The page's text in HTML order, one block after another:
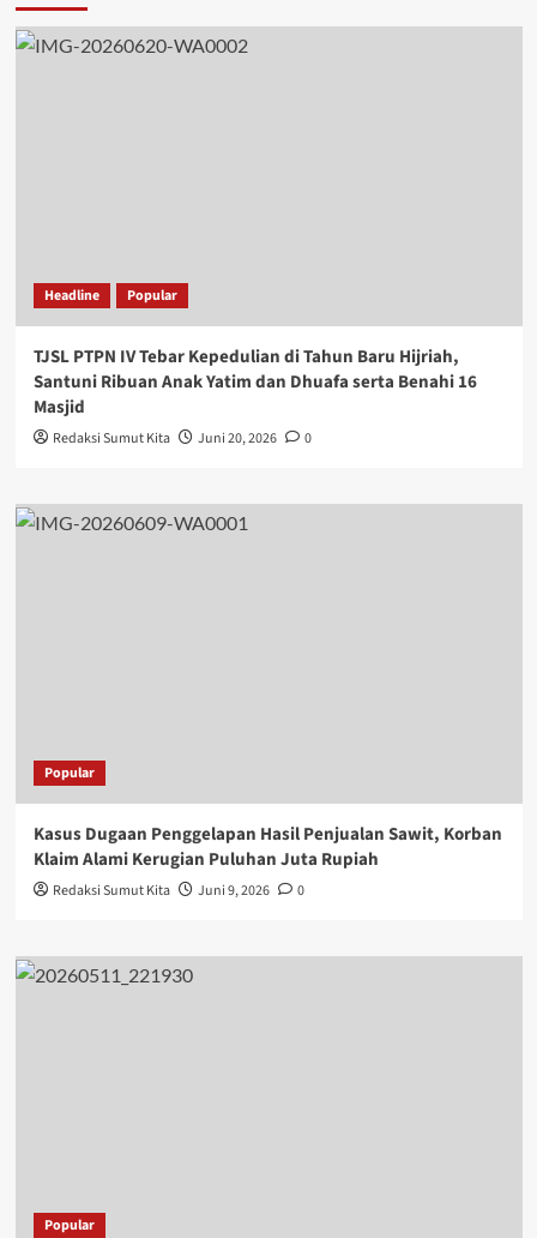
Headline Popular
TJSL PTPN IV Tebar Kepedulian di Tahun Baru Hijriah,
Santuni Ribuan Anak Yatim dan Dhuafa serta Benahi 16
Masjid
Redaksi Sumut Kita Juni 20, 2026 0
Popular
Kasus Dugaan Penggelapan Hasil Penjualan Sawit, Korban
Klaim Alami Kerugian Puluhan Juta Rupiah
Redaksi Sumut Kita Juni 9, 2026 0
Popular